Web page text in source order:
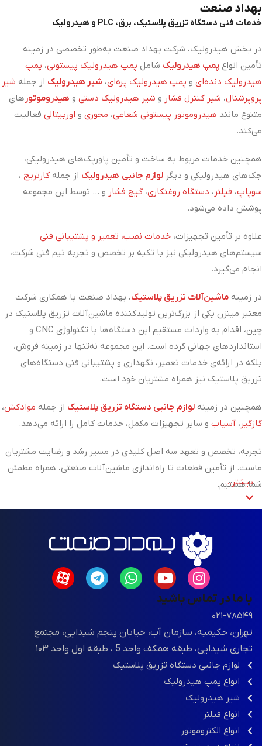
بهداد صنعت
خدمات فنی دستگاه تزریق پلاستیک، برق، PLC و هیدرولیک
در بخش هیدرولیک، شرکت بهداد صنعت به‌طور تخصصی در زمینه
تأمین انواع پمپ هیدرولیک شامل پمپ هیدرولیک پیستونی، پمپ
هیدرولیک دنده‌ای و پمپ هیدرولیک پره‌ای، شیر هیدرولیک از جمله شیر
پروپرشنال، شیر کنترل فشار و شیر هیدرولیک دستی و هیدروموتور های
متنوع مانند هیدروموتور پیستونی شعاعی، محوری و اوربیتالی فعالیت
می‌کند.
همچنین خدمات مربوط به ساخت و تأمین پاورپک‌های هیدرولیکی،
جک‌های هیدرولیکی و دیگر لوازم جانبی هیدرولیک از جمله کارتریج ،
سوپاپ، فیلتر ، دستگاه روغنکاری، گیج فشار و ... توسط این مجموعه
پوشش داده می‌شود.
علاوه بر تأمین تجهیزات، خدمات نصب، تعمیر و پشتیبانی فنی
سیستم‌های هیدرولیکی نیز با تکیه بر تخصص و تجربه تیم فنی شرکت،
انجام می‌گیرد.
در زمینه ماشین‌آلات تزریق پلاستیک، بهداد صنعت با همکاری شرکت
معتبر مینزن یکی از بزرگ‌ترین تولیدکننده ماشین‌آلات تزریق پلاستیک در
چین، اقدام به واردات مستقیم این دستگاه‌ها با تکنولوژی CNC و
استانداردهای جهانی کرده است. این مجموعه نه‌تنها در زمینه فروش،
بلکه در ارائه‌ی خدمات تعمیر، نگهداری و پشتیبانی فنی دستگاه‌های
تزریق پلاستیک نیز همراه مشتریان خود است.
همچنین در زمینه لوازم جانبی دستگاه تزریق پلاستیک از جمله موادکش،
گازگیر ، آسیاب و سایر تجهیزات مکمل، خدمات کامل را ارائه می‌دهد.
تجربه، تخصص و تعهد سه اصل کلیدی در مسیر رشد و رضایت مشتریان
ماست. از تأمین قطعات تا راه‌اندازی ماشین‌آلات صنعتی، همراه مطمئن
شما هستیم.
بیشتر...
با ما در تماس باشید
۰۲۱-۷۸۵۴۹
تهران، حکیمیه، سازمان آب، خیابان پنجم شیدایی، مجتمع
تجاری شیدایی، طبقه همکف واحد 5 ، طبقه اول واحد ۱۰۳
لوازم جانبی دستگاه تزریق پلاستیک
انواع پمپ هیدرولیک
شیر هیدرولیک
انواع فیلتر
انواع الکتروموتور